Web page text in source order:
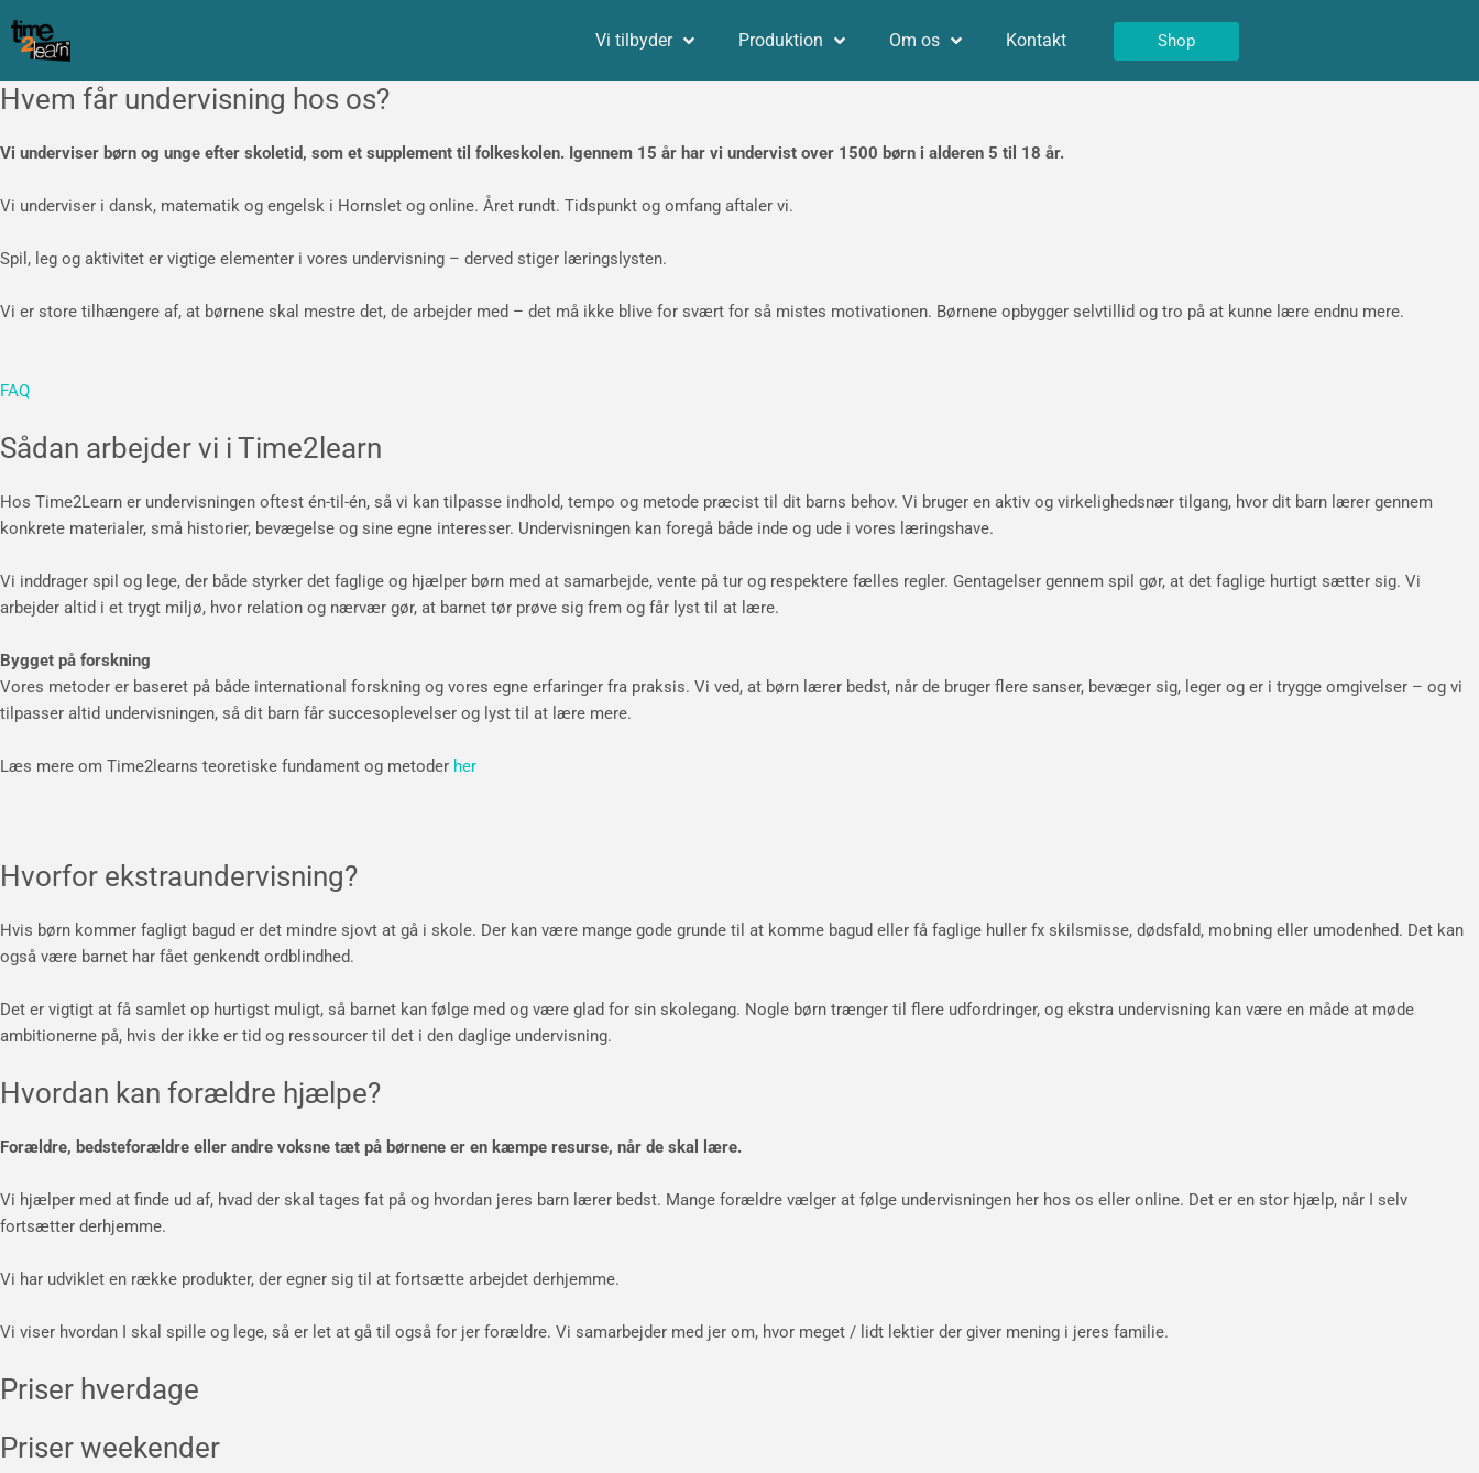
indholdet
Vi tilbyder Produktion Om os Kontakt Shop
Hvem får undervisning hos os?
Vi underviser børn og unge efter skoletid, som et supplement til folkeskolen. Igennem 15 år har vi undervist over 1500 børn i alderen 5 til 18 år.
Vi underviser i dansk, matematik og engelsk i Hornslet og online. Året rundt. Tidspunkt og omfang aftaler vi.
Spil, leg og aktivitet er vigtige elementer i vores undervisning – derved stiger læringslysten.
Vi er store tilhængere af, at børnene skal mestre det, de arbejder med – det må ikke blive for svært for så mistes motivationen. Børnene opbygger selvtillid og tro på at kunne lære endnu mere.
FAQ
Sådan arbejder vi i Time2learn
Hos Time2Learn er undervisningen oftest én-til-én, så vi kan tilpasse indhold, tempo og metode præcist til dit barns behov. Vi bruger en aktiv og virkelighedsnær tilgang, hvor dit barn lærer gennem
konkrete materialer, små historier, bevægelse og sine egne interesser. Undervisningen kan foregå både inde og ude i vores læringshave.
Vi inddrager spil og lege, der både styrker det faglige og hjælper børn med at samarbejde, vente på tur og respektere fælles regler. Gentagelser gennem spil gør, at det faglige hurtigt sætter sig. Vi
arbejder altid i et trygt miljø, hvor relation og nærvær gør, at barnet tør prøve sig frem og får lyst til at lære.
Bygget på forskning
Vores metoder er baseret på både international forskning og vores egne erfaringer fra praksis. Vi ved, at børn lærer bedst, når de bruger flere sanser, bevæger sig, leger og er i trygge omgivelser – og vi
tilpasser altid undervisningen, så dit barn får succesoplevelser og lyst til at lære mere.
Læs mere om Time2learns teoretiske fundament og metoder her
Hvorfor ekstraundervisning?
Hvis børn kommer fagligt bagud er det mindre sjovt at gå i skole. Der kan være mange gode grunde til at komme bagud eller få faglige huller fx skilsmisse, dødsfald, mobning eller umodenhed. Det kan
også være barnet har fået genkendt ordblindhed.
Det er vigtigt at få samlet op hurtigst muligt, så barnet kan følge med og være glad for sin skolegang. Nogle børn trænger til flere udfordringer, og ekstra undervisning kan være en måde at møde
ambitionerne på, hvis der ikke er tid og ressourcer til det i den daglige undervisning.
Hvordan kan forældre hjælpe?
Forældre, bedsteforældre eller andre voksne tæt på børnene er en kæmpe resurse, når de skal lære.
Vi hjælper med at finde ud af, hvad der skal tages fat på og hvordan jeres barn lærer bedst. Mange forældre vælger at følge undervisningen her hos os eller online. Det er en stor hjælp, når I selv
fortsætter derhjemme.
Vi har udviklet en række produkter, der egner sig til at fortsætte arbejdet derhjemme.
Vi viser hvordan I skal spille og lege, så er let at gå til også for jer forældre. Vi samarbejder med jer om, hvor meget / lidt lektier der giver mening i jeres familie.
Priser hverdage
Priser weekender